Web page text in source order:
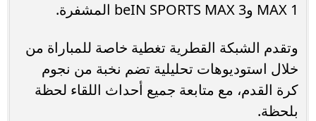
MAX 1 وbeIN SPORTS MAX 3 المشفرة.
وتقدم الشبكة القطرية تغطية خاصة للمباراة من
خلال استوديوهات تحليلية تضم نخبة من نجوم
كرة القدم، مع متابعة جميع أحداث اللقاء لحظة
بلحظة.